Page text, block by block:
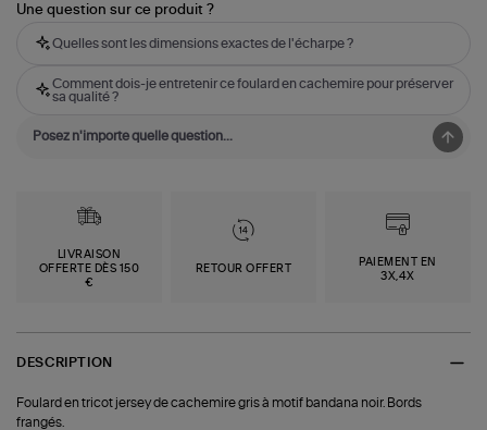
Une question sur ce produit ?
Quelles sont les dimensions exactes de l'écharpe ?
Comment dois-je entretenir ce foulard en cachemire pour préserver
sa qualité ?
LIVRAISON
OFFERTE DÈS 150
€
RETOUR OFFERT
PAIEMENT EN
3X,4X
DESCRIPTION
Foulard en tricot jersey de cachemire gris à motif bandana noir. Bords
frangés.